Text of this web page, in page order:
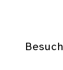
Besuch